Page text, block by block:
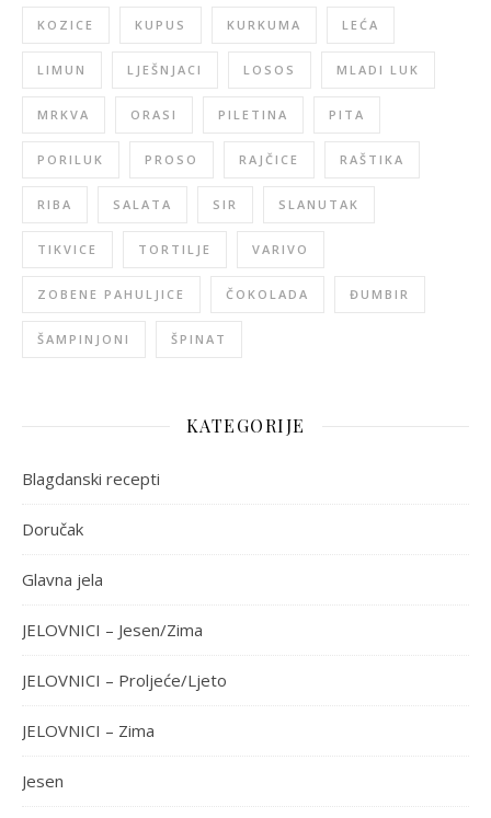
KOZICE KUPUS KURKUMA LEĆA
LIMUN LJEŠNJACI LOSOS MLADI LUK
MRKVA ORASI PILETINA PITA
PORILUK PROSO RAJČICE RAŠTIKA
RIBA SALATA SIR SLANUTAK
TIKVICE TORTILJE VARIVO
ZOBENE PAHULJICE ČOKOLADA ĐUMBIR
ŠAMPINJONI ŠPINAT
KATEGORIJE
Blagdanski recepti
Doručak
Glavna jela
JELOVNICI – Jesen/Zima
JELOVNICI – Proljeće/Ljeto
JELOVNICI – Zima
Jesen